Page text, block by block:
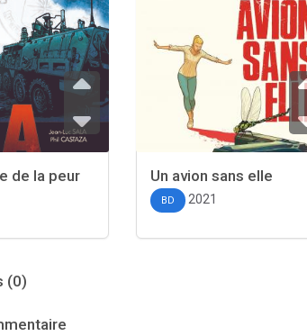
de la peur Un avion sans elle
BD 2021
(0)